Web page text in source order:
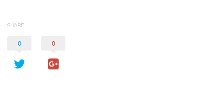
SHARE
0 0